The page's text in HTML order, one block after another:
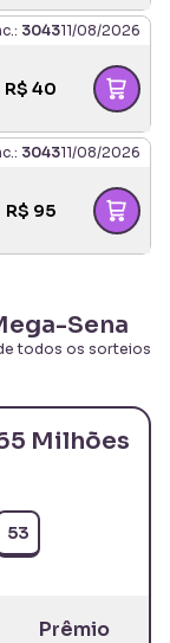
304311/08/2026
R$ 40
304311/08/2026
R$ 95
Sena
todos os sorteios
Milhões
53
Prêmio